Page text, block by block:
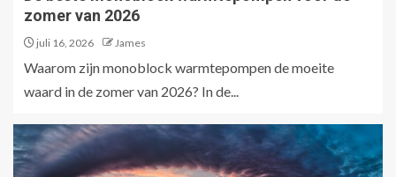
zomer van 2026
juli 16, 2026 James
Waarom zijn monoblock warmtepompen de moeite
waard in de zomer van 2026? In de...